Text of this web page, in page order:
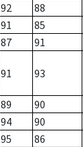
92 88
91 85
87 91
91 93
89 90
94 90
95 86